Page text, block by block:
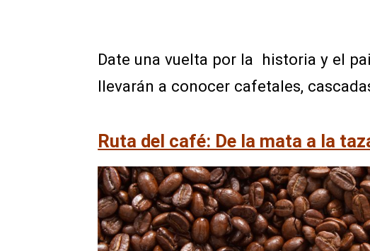
Date una vuelta por la historia y el
llevarán a conocer cafetales,
Ruta del café: De la mata a la